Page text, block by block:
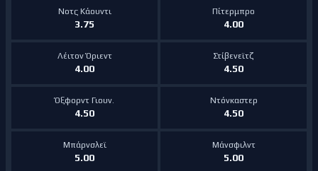
Νοτς Κάουντι
3.75
Πίτερμπρο
4.00
Λέιτον Όριεντ
4.00
Στίβενεϊτζ
4.50
Όξφορντ Γιουν.
4.50
Ντόνκαστερ
4.50
Μπάρνσλεϊ
5.00
Μάνσφιλντ
5.00